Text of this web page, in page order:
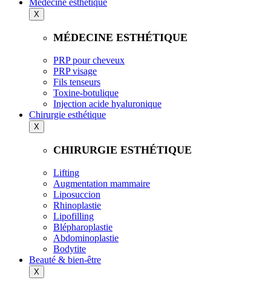
Médecine esthétique
X
MÉDECINE ESTHÉTIQUE
PRP pour cheveux
PRP visage
Fils tenseurs
Toxine-botulique
Injection acide hyaluronique
Chirurgie esthétique
X
CHIRURGIE ESTHÉTIQUE
Lifting
Augmentation mammaire
Liposuccion
Rhinoplastie
Lipofilling
Blépharoplastie
Abdominoplastie
Bodytite
Beauté & bien-être
X